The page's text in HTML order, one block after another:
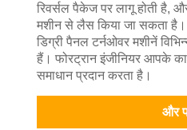
रिवर्सल पैकेज पर लागू होती है,
मशीन से लैस किया जा सकता है।
डिग्री पैनल टर्नओवर मशीनें
हैं। फोरट्रान इंजीनियर आपके
समाधान प्रदान करता है।
और